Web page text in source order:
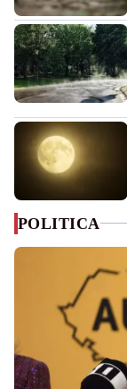
POLITICA